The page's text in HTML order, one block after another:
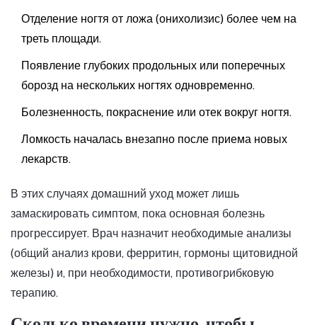
Отделение ногтя от ложа (онихолизис) более чем на
треть площади.
Появление глубоких продольных или поперечных
борозд на нескольких ногтях одновременно.
Болезненность, покраснение или отек вокруг ногтя.
Ломкость началась внезапно после приема новых
лекарств.
В этих случаях домашний уход может лишь
замаскировать симптом, пока основная болезнь
прогрессирует. Врач назначит необходимые анализы
(общий анализ крови, ферритин, гормоны щитовидной
железы) и, при необходимости, противогрибковую
терапию.